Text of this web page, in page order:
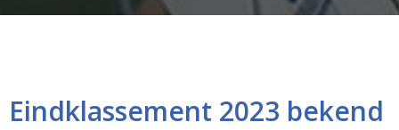
Eindklassement 2023 bekend